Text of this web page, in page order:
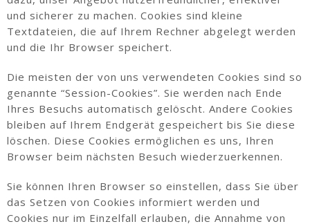
und sicherer zu machen. Cookies sind kleine
Textdateien, die auf Ihrem Rechner abgelegt werden
und die Ihr Browser speichert.
Die meisten der von uns verwendeten Cookies sind so
genannte “Session-Cookies”. Sie werden nach Ende
Ihres Besuchs automatisch gelöscht. Andere Cookies
bleiben auf Ihrem Endgerät gespeichert bis Sie diese
löschen. Diese Cookies ermöglichen es uns, Ihren
Browser beim nächsten Besuch wiederzuerkennen.
Sie können Ihren Browser so einstellen, dass Sie über
das Setzen von Cookies informiert werden und
Cookies nur im Einzelfall erlauben, die Annahme von